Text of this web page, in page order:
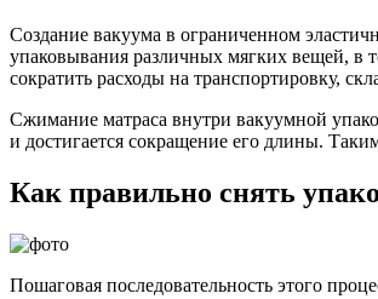
Создание вакуума в ограниченном
упаковывания различных мягких вещей, в
сократить расходы на транспортировку,
Сжимание матраса внутри вакуумной
и достигается сокращение его длины.
Как правильно снять
Пошаговая последовательность этого